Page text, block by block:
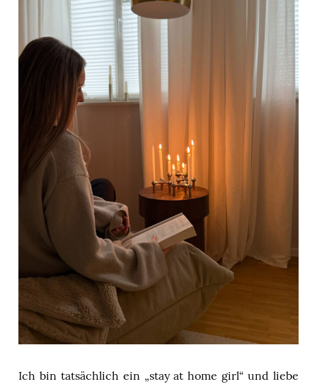
Ich bin tatsächlich ein „stay at home girl“ und liebe